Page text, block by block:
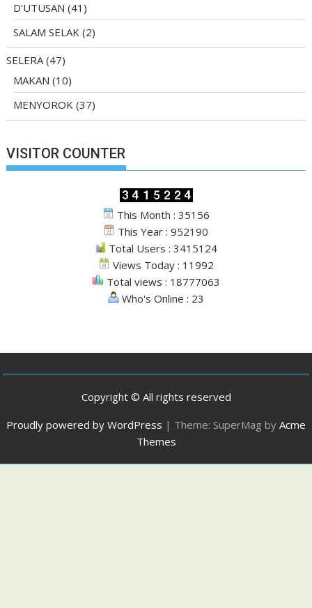
D'UTUSAN (41)
SALAM SELAK (2)
SELERA(47)
MAKAN (10)
MENYOROK (37)
VISITOR COUNTER
This Month : 35156
This Year : 952190
Total Users : 3415124
Views Today : 11992
Total views : 18777063
Who's Online : 23
Copyright © All rights reserved
Proudly powered by WordPress | Theme: SuperMag by Acme
Themes